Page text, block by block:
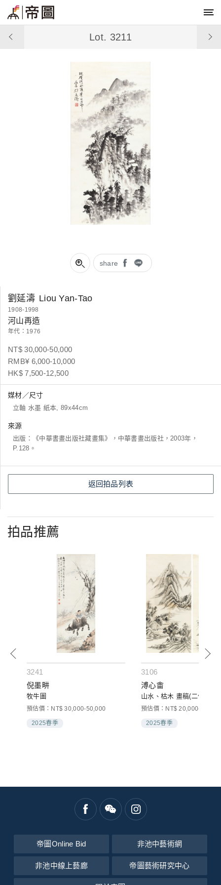
share
Lot. 3211
劉延濤 Liou Yan-Tao
1908-1998
河山再造
年代：1976
NT$ 30,000-50,000
RMB¥ 6,000-10,000
HK$ 7,500-12,500
媒材／尺寸
立軸 水墨 紙本, 89x44cm
來源
出版：《中華書畫出版社藏畫集》，中華書畫出版社，2003年，
P.128。
返回拍品列表
拍品推薦
3241
倪墨畊
牧牛圖
預估價：NT$ 30,000-50,000
2025春季
3106
溥心畬
山水、枯木 畫稿(二件一組)
預估價：NT$ 20,000-30,000
2025春季
帝圖Online Bid 非池中藝術網
非池中線上藝廊 帝圖藝術研究中心